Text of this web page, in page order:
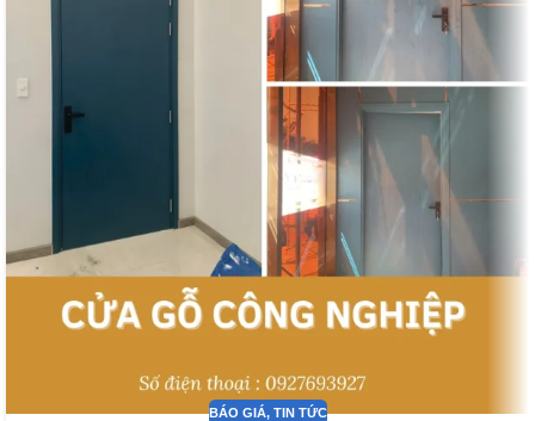
BÁO GIÁ, TIN TỨC